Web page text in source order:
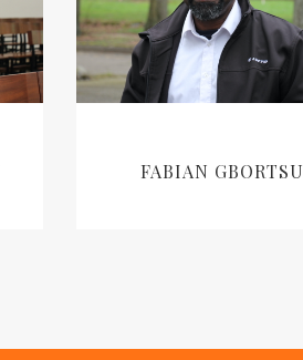
FABIAN GBORTSU